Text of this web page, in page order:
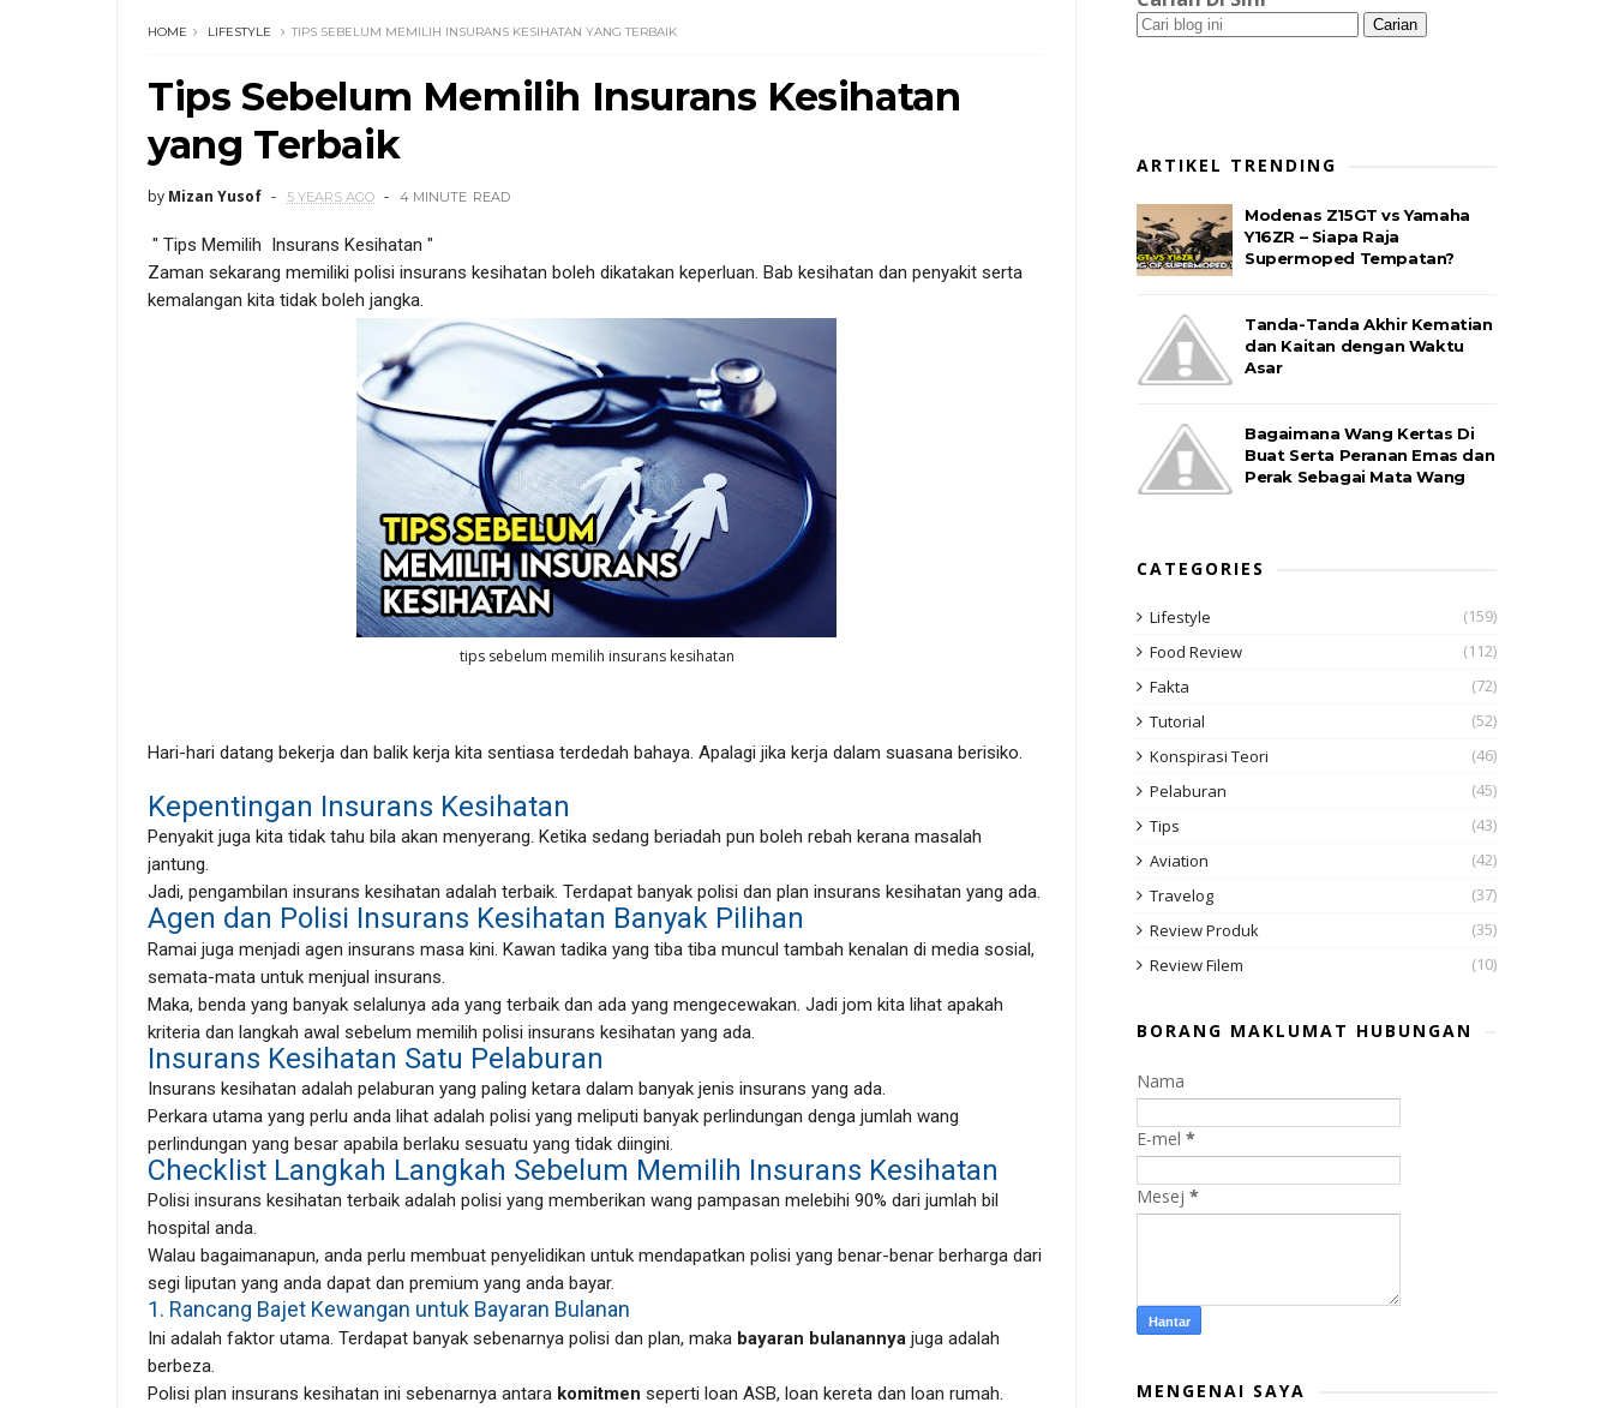
HOME LIFESTYLE TIPS SEBELUM MEMILIH INSURANS KESIHATAN YANG TERBAIK
Tips Sebelum Memilih Insurans Kesihatan
yang Terbaik
by Mizan Yusof 5 YEARS AGO 4 MINUTE READ
" Tips Memilih Insurans Kesihatan "
Zaman sekarang memiliki polisi insurans kesihatan boleh dikatakan keperluan. Bab kesihatan dan penyakit serta
kemalangan kita tidak boleh jangka.
tips sebelum memilih insurans kesihatan
Hari-hari datang bekerja dan balik kerja kita sentiasa terdedah bahaya. Apalagi jika kerja dalam suasana berisiko.
Kepentingan Insurans Kesihatan
Penyakit juga kita tidak tahu bila akan menyerang. Ketika sedang beriadah pun boleh rebah kerana masalah
jantung.
Jadi, pengambilan insurans kesihatan adalah terbaik. Terdapat banyak polisi dan plan insurans kesihatan yang ada.
Agen dan Polisi Insurans Kesihatan Banyak Pilihan
Ramai juga menjadi agen insurans masa kini. Kawan tadika yang tiba tiba muncul tambah kenalan di media sosial,
semata-mata untuk menjual insurans.
Maka, benda yang banyak selalunya ada yang terbaik dan ada yang mengecewakan. Jadi jom kita lihat apakah
kriteria dan langkah awal sebelum memilih polisi insurans kesihatan yang ada.
Insurans Kesihatan Satu Pelaburan
Insurans kesihatan adalah pelaburan yang paling ketara dalam banyak jenis insurans yang ada.
Perkara utama yang perlu anda lihat adalah polisi yang meliputi banyak perlindungan denga jumlah wang
perlindungan yang besar apabila berlaku sesuatu yang tidak diingini.
Checklist Langkah Langkah Sebelum Memilih Insurans Kesihatan
Polisi insurans kesihatan terbaik adalah polisi yang memberikan wang pampasan melebihi 90% dari jumlah bil
hospital anda.
Walau bagaimanapun, anda perlu membuat penyelidikan untuk mendapatkan polisi yang benar-benar berharga dari
segi liputan yang anda dapat dan premium yang anda bayar.
1. Rancang Bajet Kewangan untuk Bayaran Bulanan
Ini adalah faktor utama. Terdapat banyak sebenarnya polisi dan plan, maka bayaran bulanannya juga adalah
berbeza.
Polisi plan insurans kesihatan ini sebenarnya antara komitmen seperti loan ASB, loan kereta dan loan rumah.
ARTIKEL TRENDING
Modenas Z15GT vs Yamaha
Y16ZR – Siapa Raja
Supermoped Tempatan?
Tanda-Tanda Akhir Kematian
dan Kaitan dengan Waktu
Asar
Bagaimana Wang Kertas Di
Buat Serta Peranan Emas dan
Perak Sebagai Mata Wang
CATEGORIES
Lifestyle
(159)
Food Review
(112)
Fakta
(72)
Tutorial
(52)
Konspirasi Teori
(46)
Pelaburan
(45)
Tips
(43)
Aviation
(42)
Travelog
(37)
Review Produk
(35)
Review Filem
(10)
BORANG MAKLUMAT HUBUNGAN
Nama
E-mel *
Mesej *
MENGENAI SAYA